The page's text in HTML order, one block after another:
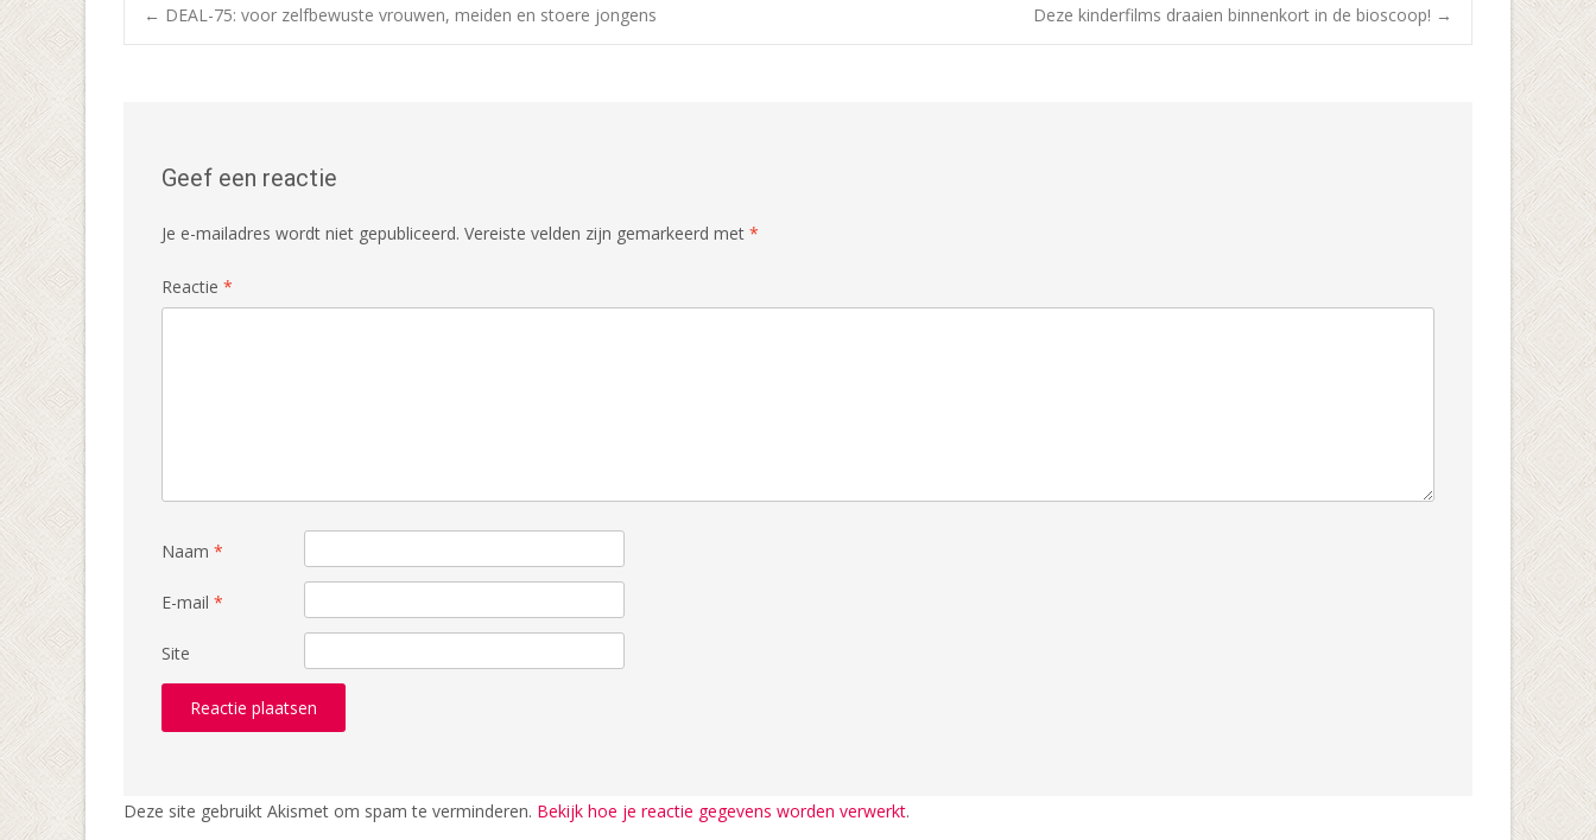
Bericht
← DEAL-75: voor zelfbewuste vrouwen, meiden en stoere jongens Deze kinderfilms draaien binnenkort in de bioscoop! →
Geef een reactie
Je e-mailadres wordt niet gepubliceerd. Vereiste velden zijn gemarkeerd met *
Reactie *
Naam *
E-mail *
Site
Deze site gebruikt Akismet om spam te verminderen. Bekijk hoe je reactie gegevens worden verwerkt.